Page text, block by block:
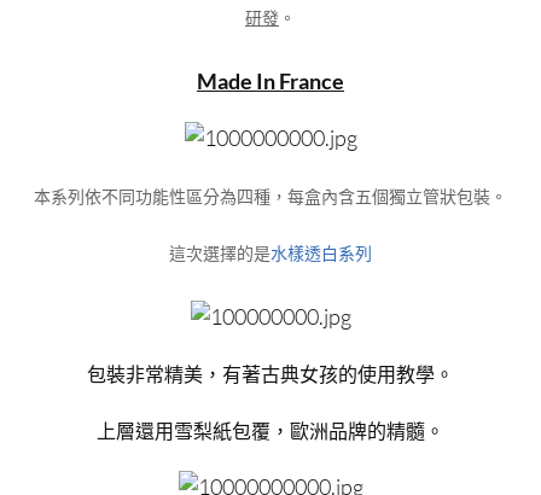
研發 。
Made In France
本系列依不同功能性區分為四種，每盒內含五個獨立管狀包裝。
這次選擇的是水樣透白系列
包裝非常精美，有著古典女孩的使用教學。
上層還用雪梨紙包覆，歐洲品牌的精髓。